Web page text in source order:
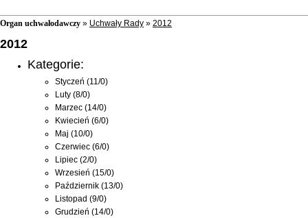
Organ uchwałodawczy » Uchwały Rady » 2012
2012
Kategorie:
Styczeń (11/0)
Luty (8/0)
Marzec (14/0)
Kwiecień (6/0)
Maj (10/0)
Czerwiec (6/0)
Lipiec (2/0)
Wrzesień (15/0)
Październik (13/0)
Listopad (9/0)
Grudzień (14/0)